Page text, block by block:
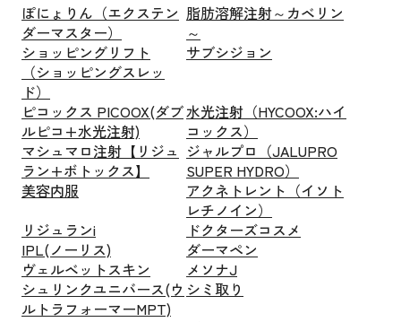
ぽにょりん（エクステン
ダーマスター）
脂肪溶解注射～カベリン
～
ショッピングリフト
（ショッピングスレッ
ド）
サブシジョン
ピコックス PICOOX(ダブ
ルピコ+水光注射)
水光注射（HYCOOX:ハイ
コックス）
マシュマロ注射【リジュ
ラン+ボトックス】
ジャルプロ（JALUPRO
SUPER HYDRO）
美容内服
アクネトレント（イソト
レチノイン）
リジュランi
ドクターズコスメ
IPL(ノーリス)
ダーマペン
ヴェルベットスキン
メソナJ
シュリンクユニバース(ウ
ルトラフォーマーMPT)
シミ取り